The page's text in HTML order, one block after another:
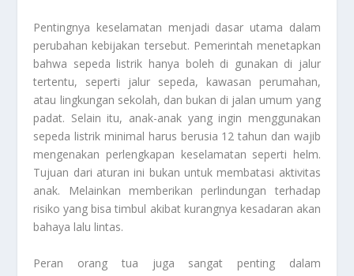
Pentingnya keselamatan menjadi dasar utama dalam
perubahan kebijakan tersebut. Pemerintah menetapkan
bahwa sepeda listrik hanya boleh di gunakan di jalur
tertentu, seperti jalur sepeda, kawasan perumahan,
atau lingkungan sekolah, dan bukan di jalan umum yang
padat. Selain itu, anak-anak yang ingin menggunakan
sepeda listrik minimal harus berusia 12 tahun dan wajib
mengenakan perlengkapan keselamatan seperti helm.
Tujuan dari aturan ini bukan untuk membatasi aktivitas
anak. Melainkan memberikan perlindungan terhadap
risiko yang bisa timbul akibat kurangnya kesadaran akan
bahaya lalu lintas.
Peran orang tua juga sangat penting dalam